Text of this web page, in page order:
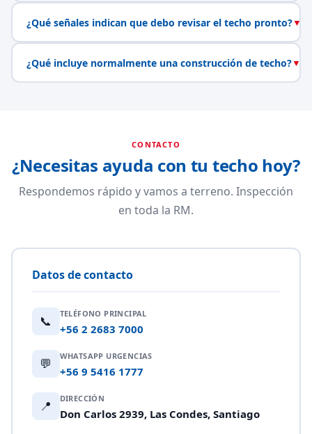
¿Qué señales indican que debo revisar el techo pronto?▼
¿Qué incluye normalmente una construcción de techo?▼
CONTACTO
¿Necesitas ayuda con tu techo hoy?
Respondemos rápido y vamos a terreno. Inspección
en toda la RM.
Datos de contacto
📞 TELÉFONO PRINCIPAL
+56 2 2683 7000
💬 WHATSAPP URGENCIAS
+56 9 5416 1777
📍 DIRECCIÓN
Don Carlos 2939, Las Condes, Santiago